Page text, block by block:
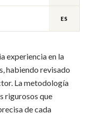
ES
experiencia en la
habiendo revisado
La metodología
rigurosos que
de cada